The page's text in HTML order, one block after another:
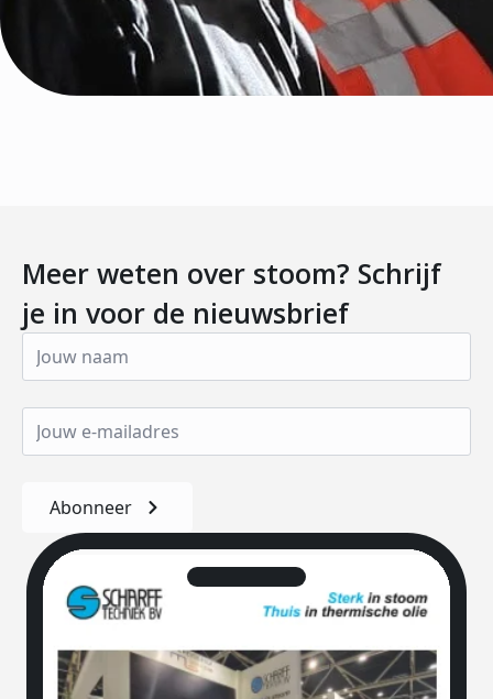
Meer weten over stoom? Schrijf
je in voor de nieuwsbrief
Abonneer